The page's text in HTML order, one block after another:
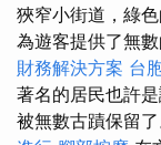
狹窄小街道，綠
為遊客提供了無數
財務解決方案 台
著名的居民也許
被無數古蹟保留了